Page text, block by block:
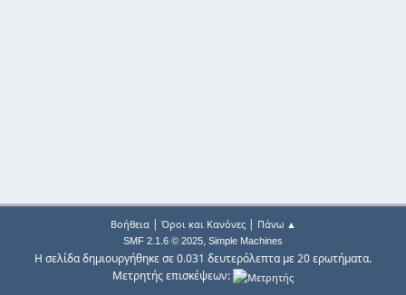
Βοήθεια| Όροι και Κανόνες| Πάνω ▲
SMF 2.1.6 © 2025, Simple Machines
Η σελίδα δημιουργήθηκε σε 0.031 δευτερόλεπτα με 20 ερωτήματα.
Μετρητής επισκέψεων: